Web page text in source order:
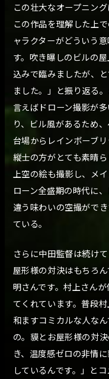
この壮大なオープニン
この作品を理解した上
ャラクターがどういう
す。吹き曝しのビルの
込みで臨みましたが、
ました。」と振り返る
言えばドローン撮影が
り、ビル風があるため
台場からレインボーブ
縦士の方がとても素晴
上空の絵も撮影し、メ
ローン全盛期の時代に
違う味わいの空撮がで
ている。
さらに中田監督は続け
屋形様の対決はもちろ
明さんです。村上さん
てくれています。普段
和ますコミカルな人な
の。貘とお屋形様の対
き、温度感ゼロの非情
しているんです。」と